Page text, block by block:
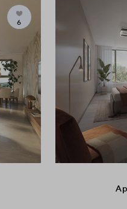
Appartementen Ringers Dd
Ringers
Levering
6